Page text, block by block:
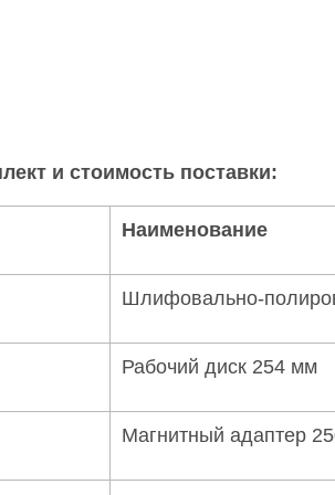
и стоимость поставки:
Наименование
Шлифовально-
Рабочий диск 254 мм
Магнитный адаптер